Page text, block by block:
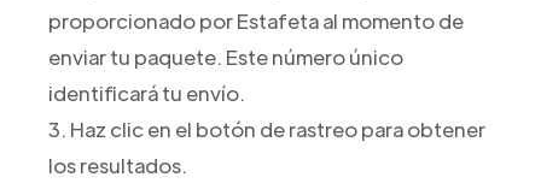
proporcionado por Estafeta al momento de
enviar tu paquete. Este número único
identificará tu envío.
3. Haz clic en el botón de rastreo para obtener
los resultados.